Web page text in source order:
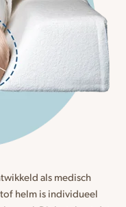
als medisch
helm is individueel